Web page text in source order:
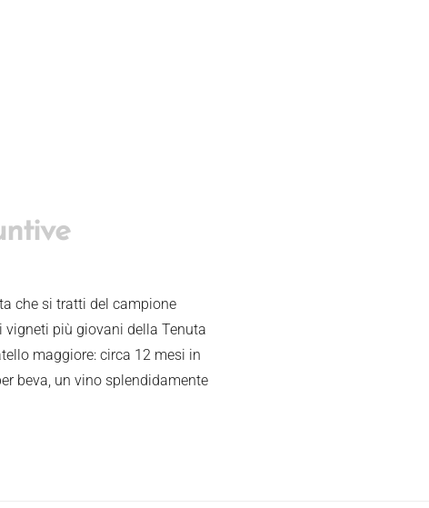
che si tratti del campione
più giovani della Tenuta
maggiore: circa 12 mesi in
beva, un vino splendidamente